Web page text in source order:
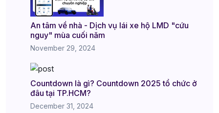
An tâm về nhà - Dịch vụ lái xe hộ LMD "cứu
nguy" mùa cuối năm
November 29, 2024
Countdown là gì? Countdown 2025 tổ chức ở
đâu tại TP.HCM?
December 31, 2024